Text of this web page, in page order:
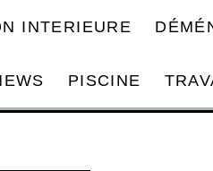
INTERIEURE
PISCINE